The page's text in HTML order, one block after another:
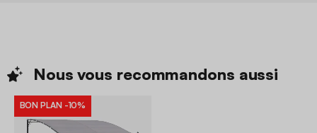
Nous vous recommandons aussi
BON PLAN -10%